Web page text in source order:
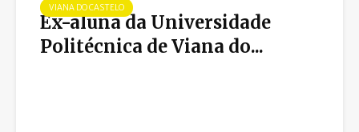
VIANA DO CASTELO
Ex-aluna da Universidade
Politécnica de Viana do...